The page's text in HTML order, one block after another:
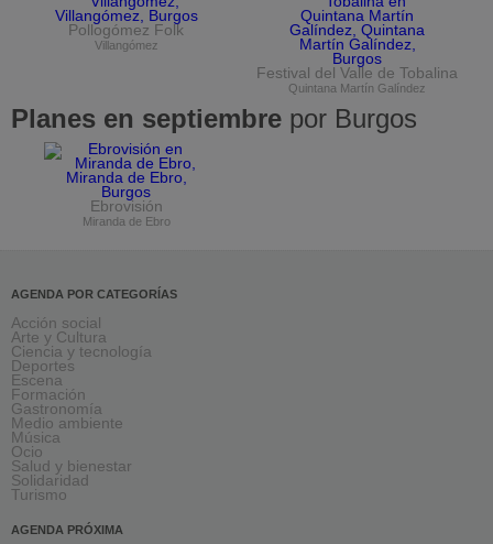
Pollogómez Folk
Villangómez
Festival del Valle de Tobalina
Quintana Martín Galíndez
Planes en septiembre por Burgos
Ebrovisión
Miranda de Ebro
AGENDA POR CATEGORÍAS
Acción social
Arte y Cultura
Ciencia y tecnología
Deportes
Escena
Formación
Gastronomía
Medio ambiente
Música
Ocio
Salud y bienestar
Solidaridad
Turismo
AGENDA PRÓXIMA